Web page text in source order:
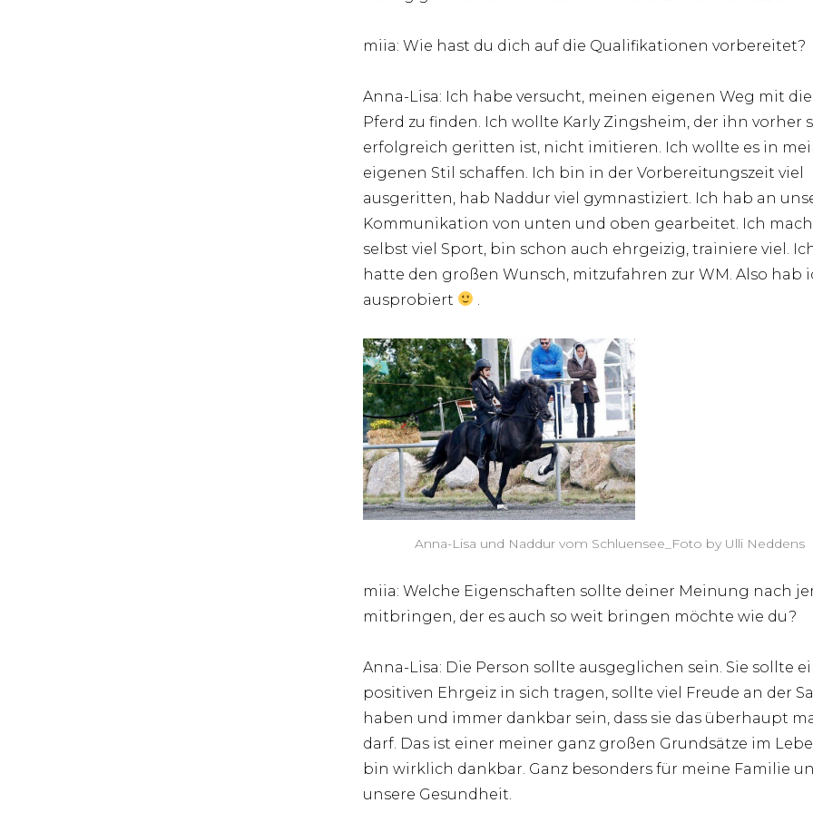
miia: Wie hast du dich auf die Qualifikationen vorbereitet?
Anna-Lisa: Ich habe versucht, meinen eigenen Weg mit
Pferd zu finden. Ich wollte Karly Zingsheim, der ihn vorher
erfolgreich geritten ist, nicht imitieren. Ich wollte es in
eigenen Stil schaffen. Ich bin in der Vorbereitungszeit viel
ausgeritten, hab Naddur viel gymnastiziert. Ich hab an
Kommunikation von unten und oben gearbeitet. Ich
selbst viel Sport, bin schon auch ehrgeizig, trainiere viel.
hatte den großen Wunsch, mitzufahren zur WM. Also hab
ausprobiert
Anna-Lisa und Naddur vom Schluensee_Foto by Ulli Neddens
miia: Welche Eigenschaften sollte deiner Meinung nach
mitbringen, der es auch so weit bringen möchte wie du?
Anna-Lisa: Die Person sollte ausgeglichen sein. Sie sollte
positiven Ehrgeiz in sich tragen, sollte viel Freude an der
haben und immer dankbar sein, dass sie das überhaupt
darf. Das ist einer meiner ganz großen Grundsätze im
bin wirklich dankbar. Ganz besonders für meine Familie
unsere Gesundheit.